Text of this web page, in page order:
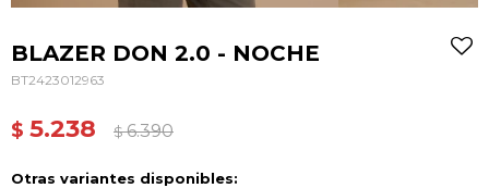
BLAZER DON 2.0 - NOCHE
BT2423012963
$ 5.238 $ 6.390
Otras variantes disponibles: